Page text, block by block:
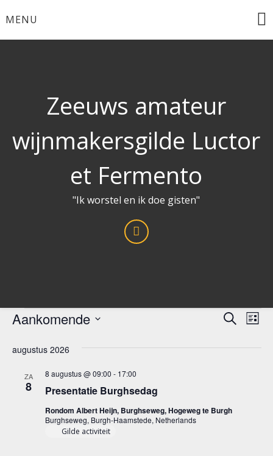
naar
MENU
Zeeuws amateur
wijnmakersgilde Luctor
et Fermento
"Ik worstel en ik doe gisten"
Evenementen Zoeken
Lijst
Aankomende
een
augustus 2026
ZA
8 Presentatie Burghsedag
8 augustus @ 09:00 - 17:00
Rondom Albert Heijn, Burghseweg, Hogeweg te Burgh
Burghseweg, Burgh-Haamstede, Netherlands
Gilde activiteit